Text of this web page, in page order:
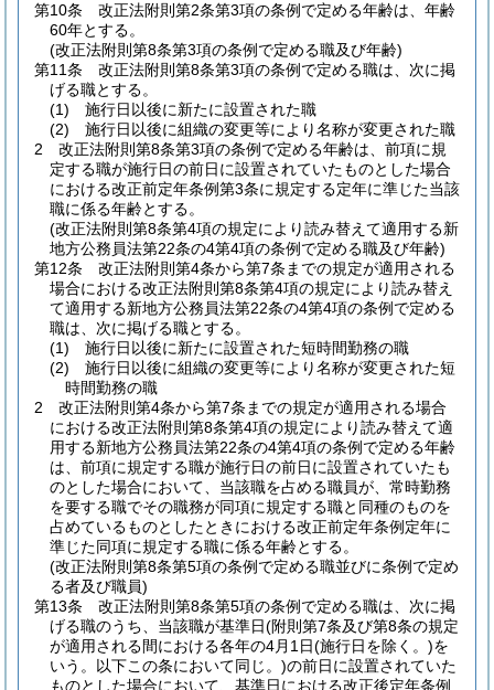
第10条
改正法附則第2条第3項の条例で定める年齢は、年齢
60年とする。
(改正法附則第8条第3項の条例で定める職及び年齢)
第11条
改正法附則第8条第3項の条例で定める職は、次に掲
げる職とする。
(1)
施行日以後に新たに設置された職
(2)
施行日以後に組織の変更等により名称が変更された職
2
改正法附則第8条第3項の条例で定める年齢は、前項に規
定する職が施行日の前日に設置されていたものとした場合
における改正前定年条例第3条に規定する定年に準じた当該
職に係る年齢とする。
(改正法附則第8条第4項の規定により読み替えて適用する新
地方公務員法第22条の4第4項の条例で定める職及び年齢)
第12条
改正法附則第4条から第7条までの規定が適用される
場合における改正法附則第8条第4項の規定により読み替え
て適用する新地方公務員法第22条の4第4項の条例で定める
職は、次に掲げる職とする。
(1)
施行日以後に新たに設置された短時間勤務の職
(2)
施行日以後に組織の変更等により名称が変更された短
時間勤務の職
2
改正法附則第4条から第7条までの規定が適用される場合
における改正法附則第8条第4項の規定により読み替えて適
用する新地方公務員法第22条の4第4項の条例で定める年齢
は、前項に規定する職が施行日の前日に設置されていたも
のとした場合において、当該職を占める職員が、常時勤務
を要する職でその職務が同項に規定する職と同種のものを
占めているものとしたときにおける改正前定年条例定年に
準じた同項に規定する職に係る年齢とする。
(改正法附則第8条第5項の条例で定める職並びに条例で定め
る者及び職員)
第13条
改正法附則第8条第5項の条例で定める職は、次に掲
げる職のうち、当該職が基準日(附則第7条及び第8条の規定
が適用される間における各年の4月1日(施行日を除く。)を
いう。以下この条において同じ。)の前日に設置されていた
ものとした場合において、基準日における改正後定年条例